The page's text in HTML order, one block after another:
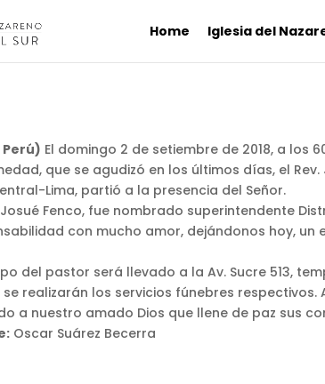
Home Iglesia del
Perú) El domingo 2 de setiembre de 2018, a los
que se agudizó en los últimos días, el
Lima, partió a la presencia del Señor.
Josué Fenco, fue nombrado superintendente
con mucho amor, dejándonos hoy,
del pastor será llevado a la Av. Sucre 513,
realizarán los servicios fúnebres
a nuestro amado Dios que llene de paz sus
Oscar Suárez Becerra